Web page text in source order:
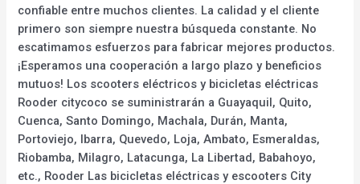
confiable entre muchos clientes. La calidad y el cliente
primero son siempre nuestra búsqueda constante. No
escatimamos esfuerzos para fabricar mejores productos.
¡Esperamos una cooperación a largo plazo y beneficios
mutuos! Los scooters eléctricos y bicicletas eléctricas
Rooder citycoco se suministrarán a Guayaquil, Quito,
Cuenca, Santo Domingo, Machala, Durán, Manta,
Portoviejo, Ibarra, Quevedo, Loja, Ambato, Esmeraldas,
Riobamba, Milagro, Latacunga, La Libertad, Babahoyo,
etc., Rooder Las bicicletas eléctricas y escooters City